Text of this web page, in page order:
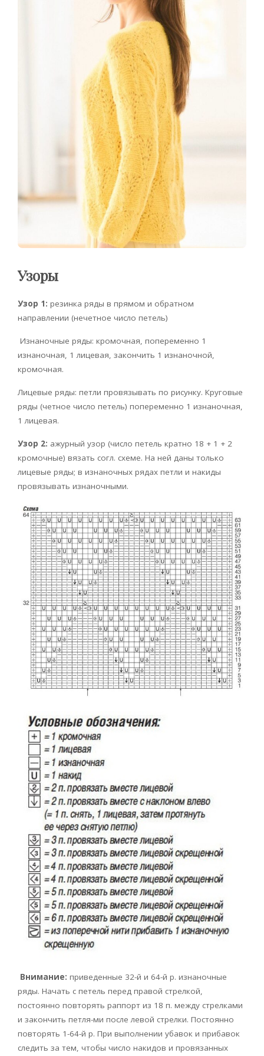
Узоры
Узор 1: резинка ряды в прямом и обратном
направлении (нечетное число петель)
Изнаночные ряды: кромочная, попеременно 1
изнаночная, 1 лицевая, закончить 1 изнаночной,
кромочная.
Лицевые ряды: петли провязывать по рисунку. Круговые
ряды (четное число петель) попеременно 1 изнаночная,
1 лицевая.
Узор 2: ажурный узор (число петель кратно 18 + 1 + 2
кромочные) вязать согл. схеме. На ней даны только
лицевые ряды; в изнаночных рядах петли и накиды
провязывать изнаночными.
Внимание: приведенные 32-й и 64-й р. изнаночные
ряды. Начать с петель перед правой стрелкой,
постоянно повторять раппорт из 18 п. между стрелками
и закончить петля-ми после левой стрелки. Постоянно
повторять 1-64-й р. При выполнении убавок и прибавок
следить за тем, чтобы число накидов и провязанных